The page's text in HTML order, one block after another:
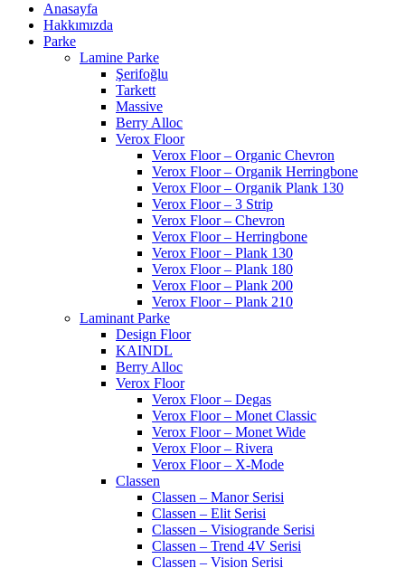
Anasayfa
Hakkımızda
Parke
Lamine Parke
Şerifoğlu
Tarkett
Massive
Berry Alloc
Verox Floor
Verox Floor – Organic Chevron
Verox Floor – Organik Herringbone
Verox Floor – Organik Plank 130
Verox Floor – 3 Strip
Verox Floor – Chevron
Verox Floor – Herringbone
Verox Floor – Plank 130
Verox Floor – Plank 180
Verox Floor – Plank 200
Verox Floor – Plank 210
Laminant Parke
Design Floor
KAINDL
Berry Alloc
Verox Floor
Verox Floor – Degas
Verox Floor – Monet Classic
Verox Floor – Monet Wide
Verox Floor – Rivera
Verox Floor – X-Mode
Classen
Classen – Manor Serisi
Classen – Elit Serisi
Classen – Visiogrande Serisi
Classen – Trend 4V Serisi
Classen – Vision Serisi